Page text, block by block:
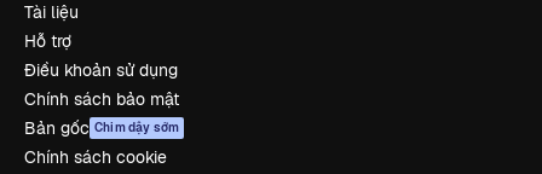
Tài liệu
Hỗ trợ
Điều khoản sử dụng
Chính sách bảo mật
Bản gốc Chim dậy sớm
Chính sách cookie